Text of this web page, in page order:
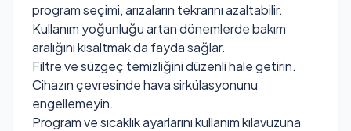
program seçimi, arızaların tekrarını azaltabilir.
Kullanım yoğunluğu artan dönemlerde bakım
aralığını kısaltmak da fayda sağlar.
Filtre ve süzgeç temizliğini düzenli hale getirin.
Cihazın çevresinde hava sirkülasyonunu
engellemeyin.
Program ve sıcaklık ayarlarını kullanım kılavuzuna